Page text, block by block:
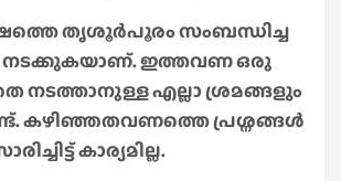
തൃശൂർപൂരം സംബന്ധിച്ച
ഇത്തവണ ഒരു
നടത്താനുള്ള എല്ലാ ശ്രമങ്ങളും
കഴിഞ്ഞതവണത്തെ പ്രശ്നങ്ങൾ
കാര്യമില്ല.